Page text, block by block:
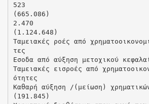
523
(665.086)
2.470
(1.124.648)
Ταμειακές ροές από
τες
Εσοδα από αύξηση μετοχικού
Ταμειακές εισροές από
ότητες
Καθαρή αύξηση /(μείωση)
(191.845)